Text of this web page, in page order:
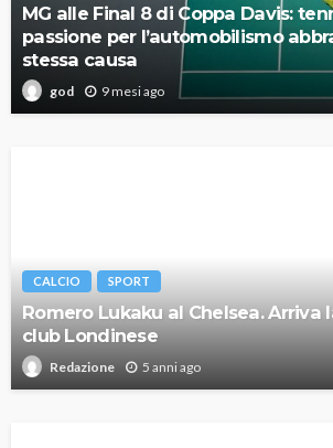
MG alle Final 8 di Coppa Davis:
passione per l’automobilismo
stessa causa
god 9 mesi ago
CALCIO SPORT
Romero Lukaku al Chelsea. Arriva
club Londinese
Redazione 5 anni ago